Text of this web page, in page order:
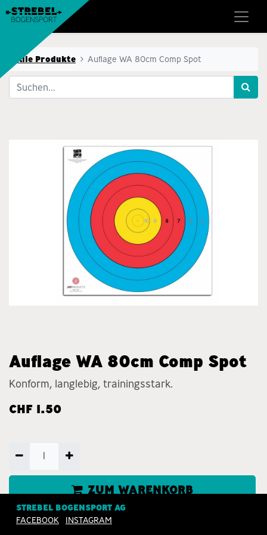
Alle Produkte Auflage WA 80cm Comp Spot
Auflage WA 80cm Comp Spot
Konform, langlebig, trainingsstark.
CHF 1.50
ZUM WARENKORB
HINZUFÜGEN
STREBEL BOGENSPORT AG
FACEBOOK
INSTAGRAM